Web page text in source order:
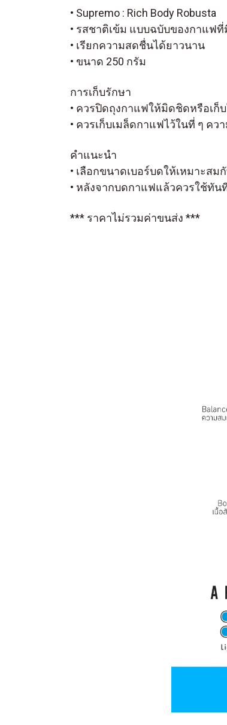
• Supremo : Rich Body Robusta
• รสชาติเข้ม แบบฉบับของกาแฟ
• เรียกความสดชื่นได้ยาวนาน
• ขนาด 250 กรัม
การเก็บรักษา
• ควรปิดถุงกาแฟให้มิดชิดหรือเ
• ควรเก็บเมล็ดกาแฟไว้ในที่ ๆ ค
คำแนะนำ
• เลือกขนาดเบอร์บดให้เหมาะส
• หลังจากบดกาแฟแล้วควรใช้ทั
*** ราคาไม่รวมค่าขนส่ง ***